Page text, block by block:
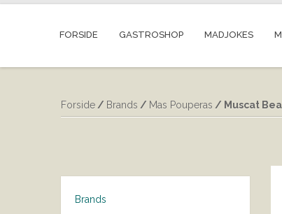
FORSIDE GASTROSHOP MADJOKES
Forside / Brands / Mas Pouperas / Muscat
Brands